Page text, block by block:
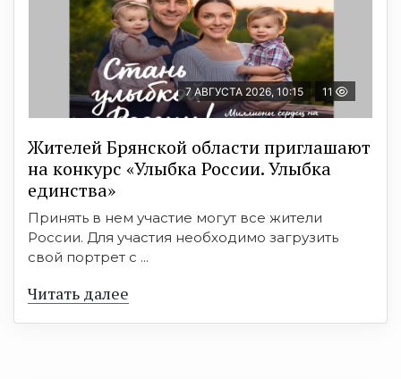
7 АВГУСТА 2026, 10:15 11
Жителей Брянской области приглашают
на конкурс «Улыбка России. Улыбка
единства»
Принять в нем участие могут все жители
России. Для участия необходимо загрузить
свой портрет с ...
Читать далее